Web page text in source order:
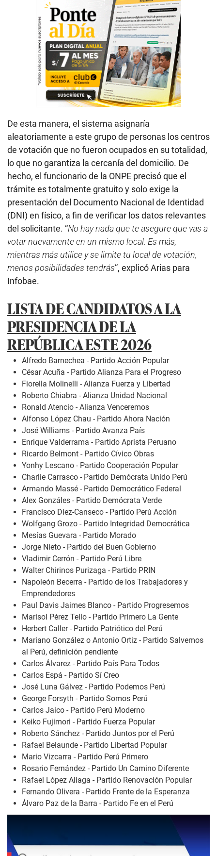
De esta manera, el sistema asignaría
aleatoriamente a este grupo de personas los centros
de votación que no fueron ocupados en su totalidad,
lo que no garantiza la cercanía del domicilio. De
hecho, el funcionario de la ONPE precisó que el
trámite es totalmente gratuito y solo exige la
presentación del Documento Nacional de Identidad
(DNI) en físico, a fin de verificar los datos relevantes
del solicitante. “No hay nada que te asegure que vas a
votar nuevamente en un mismo local. Es más,
mientras más utilice y se limite tu local de votación,
menos posibilidades tendrás”, explicó Arias para
Infobae.
LISTA DE CANDIDATOS A LA
PRESIDENCIA DE LA
REPÚBLICA ESTE 2026
Alfredo Barnechea - Partido Acción Popular
César Acuña - Partido Alianza Para el Progreso
Fiorella Molinelli - Alianza Fuerza y Libertad
Roberto Chiabra - Alianza Unidad Nacional
Ronald Atencio - Alianza Venceremos
Alfonso López Chau - Partido Ahora Nación
José Williams - Partido Avanza País
Enrique Valderrama - Partido Aprista Peruano
Ricardo Belmont - Partido Cívico Obras
Yonhy Lescano - Partido Cooperación Popular
Charlie Carrasco - Partido Demócrata Unido Perú
Armando Massé - Partido Democrático Federal
Alex Gonzáles - Partido Demócrata Verde
Francisco Diez-Canseco - Partido Perú Acción
Wolfgang Grozo - Partido Integridad Democrática
Mesías Guevara - Partido Morado
Jorge Nieto - Partido del Buen Gobierno
Vladimir Cerrón - Partido Perú Libre
Walter Chirinos Purizaga - Partido PRIN
Napoleón Becerra - Partido de los Trabajadores y
Emprendedores
Paul Davis Jaimes Blanco - Partido Progresemos
Marisol Pérez Tello - Partido Primero La Gente
Herbert Caller - Partido Patriótico del Perú
Mariano González o Antonio Ortiz - Partido Salvemos
al Perú, definición pendiente
Carlos Álvarez - Partido País Para Todos
Carlos Espá - Partido Sí Creo
José Luna Gálvez - Partido Podemos Perú
George Forsyth - Partido Somos Perú
Carlos Jaico - Partido Perú Moderno
Keiko Fujimori - Partido Fuerza Popular
Roberto Sánchez - Partido Juntos por el Perú
Rafael Belaunde - Partido Libertad Popular
Mario Vizcarra - Partido Perú Primero
Rosario Fernández - Partido Un Camino Diferente
Rafael López Aliaga - Partido Renovación Popular
Fernando Olivera - Partido Frente de la Esperanza
Álvaro Paz de la Barra - Partido Fe en el Perú